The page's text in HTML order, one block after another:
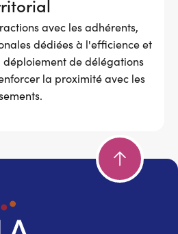
avec les adhérents,
dédiées à l'efficience et
de délégations
la proximité avec les